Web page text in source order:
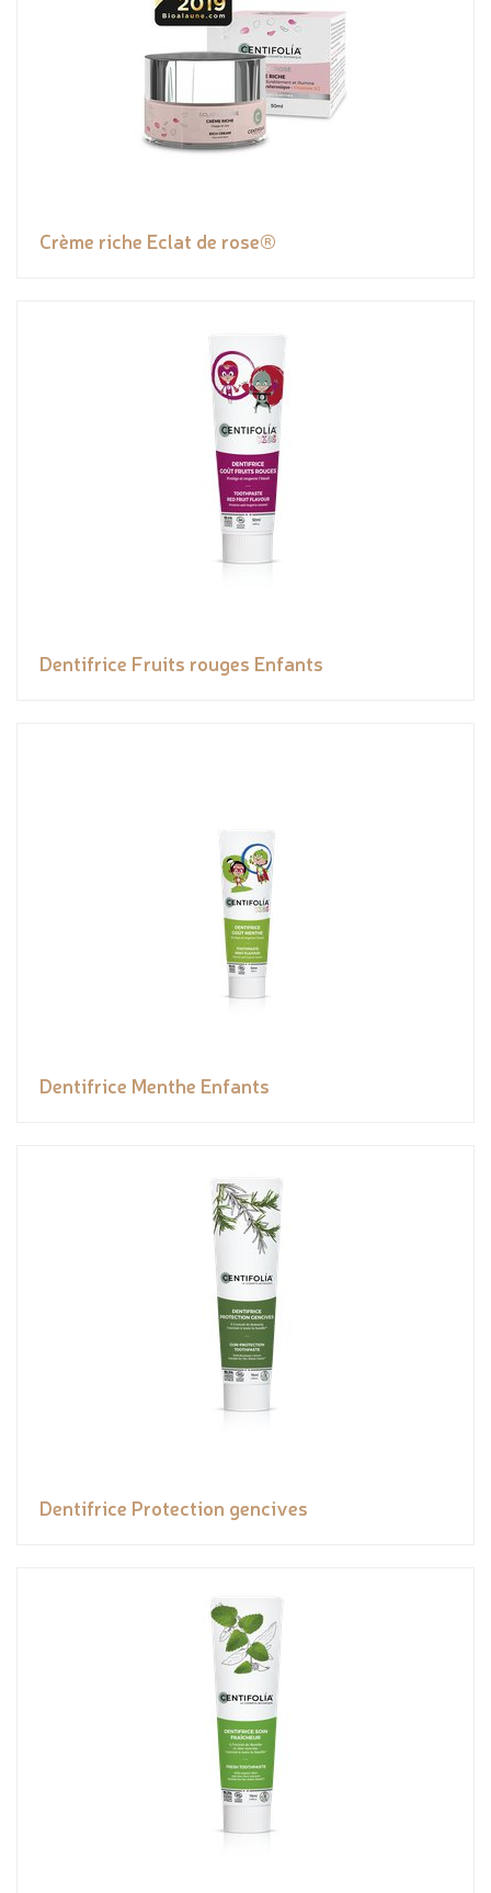
Crème riche Eclat de rose®
Dentifrice Fruits rouges Enfants
Dentifrice Menthe Enfants
Dentifrice Protection gencives